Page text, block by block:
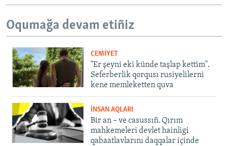
Oqumağa devam etiñiz
CEMİYET
"Er şeyni eki künde taşlap kettim".
Seferberlik qorqusı rusiyelilerni
kene memleketten quva
İNSAN AQLARI
Bir an – ve casussıñ. Qırım
mahkemeleri devlet hainligi
qabaatlavlarını daqqalar içinde